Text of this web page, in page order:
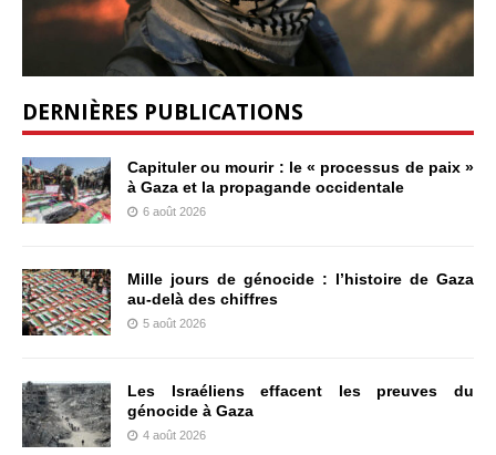
DERNIÈRES PUBLICATIONS
Capituler ou mourir : le « processus de paix »
à Gaza et la propagande occidentale
6 août 2026
Mille jours de génocide : l’histoire de Gaza
au-delà des chiffres
5 août 2026
Les Israéliens effacent les preuves du
génocide à Gaza
4 août 2026